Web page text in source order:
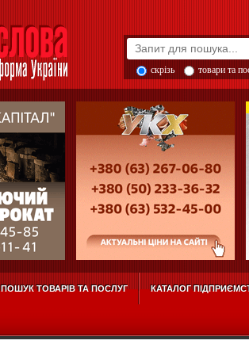
скрізь товари та
ПОШУК ТОВАРІВ ТА ПОСЛУГ КАТАЛОГ